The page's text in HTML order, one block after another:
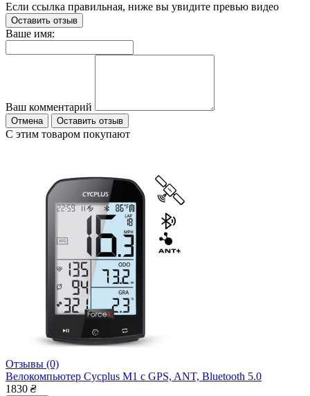
Если ссылка правильная, ниже вы увидите превью видео
Оставить отзыв
Ваше имя:
Ваш комментарий
Отмена Оставить отзыв
С этим товаром покупают
Отзывы (0)
Велокомпьютер Cycplus M1 с GPS, ANT, Bluetooth 5.0
1830 ₴